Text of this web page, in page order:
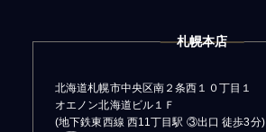
札幌本店
北海道札幌市中央区南２条西１０丁目１
オエノン北海道ビル１Ｆ
(地下鉄東西線 西11丁目駅 ③出口 徒歩3分)